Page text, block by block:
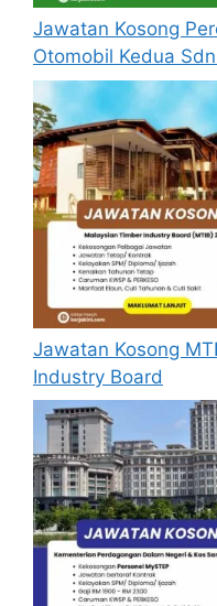
Iklan-jawatan-
Syarat Asas
Jawatan
Calon
berusia tidak
pada tarikh
Hanya calon
memenuhi
ditetapkan
akan
Sekiranya
didapati palsu
maklumat
MQA berhak
calon.
Keputusan
adalah
Pengambilan
Jawatan Kosong
Otomobil Kedua
Jawatan Kosong
Industry Board